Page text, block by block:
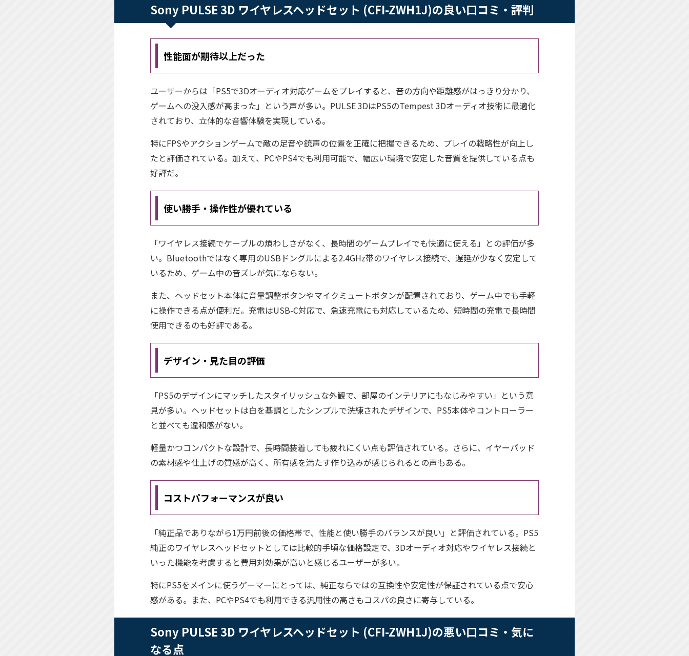
Sony PULSE 3D ワイヤレスヘッドセット (CFI-ZWH1J)の良い口コミ・評判
性能面が期待以上だった
ユーザーからは「PS5で3Dオーディオ対応ゲームをプレイすると、音の方向や距離感がはっきり分かり、
ゲームへの没入感が高まった」という声が多い。PULSE 3DはPS5のTempest 3Dオーディオ技術に最適化
されており、立体的な音響体験を実現している。
特にFPSやアクションゲームで敵の足音や銃声の位置を正確に把握できるため、プレイの戦略性が向上し
たと評価されている。加えて、PCやPS4でも利用可能で、幅広い環境で安定した音質を提供している点も
好評だ。
使い勝手・操作性が優れている
「ワイヤレス接続でケーブルの煩わしさがなく、長時間のゲームプレイでも快適に使える」との評価が多
い。Bluetoothではなく専用のUSBドングルによる2.4GHz帯のワイヤレス接続で、遅延が少なく安定して
いるため、ゲーム中の音ズレが気にならない。
また、ヘッドセット本体に音量調整ボタンやマイクミュートボタンが配置されており、ゲーム中でも手軽
に操作できる点が便利だ。充電はUSB-C対応で、急速充電にも対応しているため、短時間の充電で長時間
使用できるのも好評である。
デザイン・見た目の評価
「PS5のデザインにマッチしたスタイリッシュな外観で、部屋のインテリアにもなじみやすい」という意
見が多い。ヘッドセットは白を基調としたシンプルで洗練されたデザインで、PS5本体やコントローラー
と並べても違和感がない。
軽量かつコンパクトな設計で、長時間装着しても疲れにくい点も評価されている。さらに、イヤーパッド
の素材感や仕上げの質感が高く、所有感を満たす作り込みが感じられるとの声もある。
コストパフォーマンスが良い
「純正品でありながら1万円前後の価格帯で、性能と使い勝手のバランスが良い」と評価されている。PS5
純正のワイヤレスヘッドセットとしては比較的手頃な価格設定で、3Dオーディオ対応やワイヤレス接続と
いった機能を考慮すると費用対効果が高いと感じるユーザーが多い。
特にPS5をメインに使うゲーマーにとっては、純正ならではの互換性や安定性が保証されている点で安心
感がある。また、PCやPS4でも利用できる汎用性の高さもコスパの良さに寄与している。
Sony PULSE 3D ワイヤレスヘッドセット (CFI-ZWH1J)の悪い口コミ・気に
なる点